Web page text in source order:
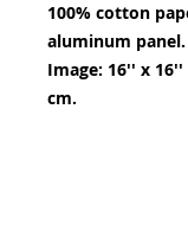
100% cotton
aluminum panel.
Image: 16'' x 16''
cm.